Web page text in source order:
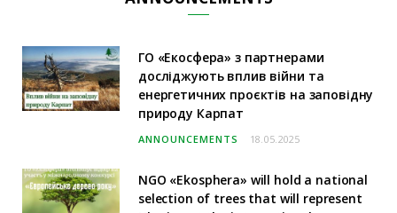
ГО «Екосфера» з партнерами
досліджують вплив війни та
енергетичних проєктів на заповідну
природу Карпат
ANNOUNCEMENTS 18.05.2025
NGO «Ekosphera» will hold a national
selection of trees that will represent